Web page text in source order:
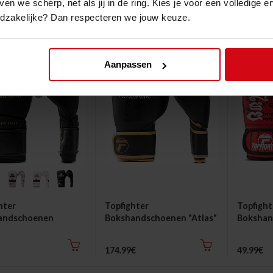
we scherp, net als jij in de ring. Kies je voor een volledige
Dan respecteren we jouw keuze.
Aanpassen
Royal Duke" 3.0
Topfighter
Bokshandschoenen "Atlas"
174.99€
49.99€